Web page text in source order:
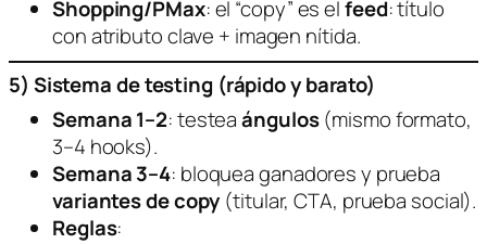
Shopping/PMax: el “copy” es elfeed: título
con atributo clave + imagen nítida.
5) Sistema de testing (rápido y barato)
Semana 1–2: testeaángulos(mismo formato,
3–4 hooks).
Semana 3–4: bloquea ganadores y prueba
variantes de copy (titular, CTA, prueba social).
Reglas: